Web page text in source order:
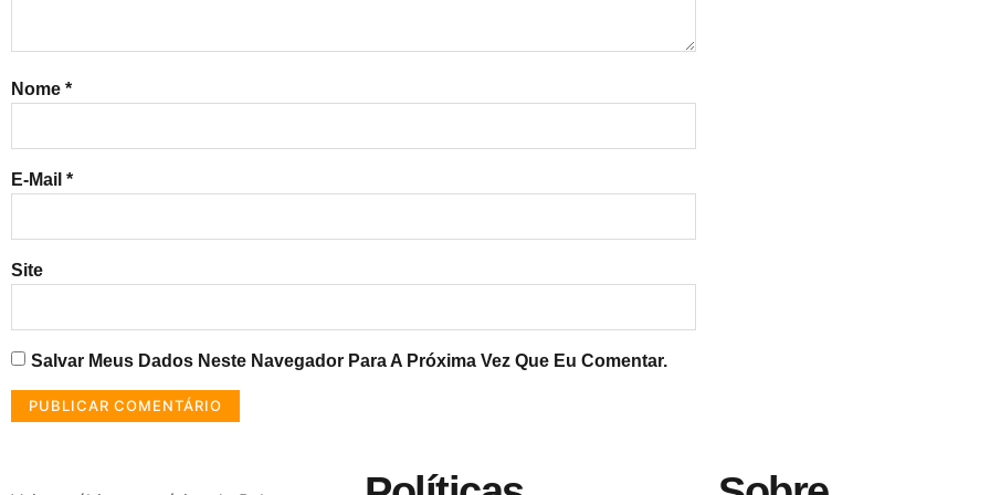
Nome *
E-Mail *
Site
Salvar Meus Dados Neste Navegador Para A Próxima Vez Que Eu Comentar.